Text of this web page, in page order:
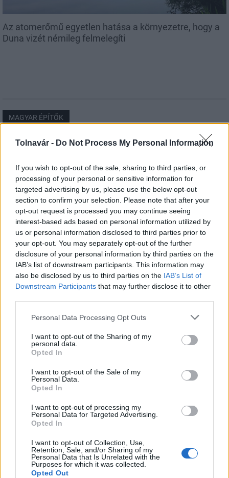
Tolnavár - Do Not Process My Personal Information
If you wish to opt-out of the sale, sharing to third parties, or
processing of your personal or sensitive information for
targeted advertising by us, please use the below opt-out
section to confirm your selection. Please note that after your
opt-out request is processed you may continue seeing
interest-based ads based on personal information utilized by
us or personal information disclosed to third parties prior to
your opt-out. You may separately opt-out of the further
disclosure of your personal information by third parties on the
IAB’s list of downstream participants. This information may
also be disclosed by us to third parties on the IAB’s List of
Downstream Participants that may further disclose it to other
Please note that this website/app uses one or more Google
not limited to your visit or usage behaviour. You may click to
grant or deny consent to Google and its third-party tags to
use your data for below specified purposes in below Google
consent section.
Personal Data Processing Opt Outs
I want to opt-out of the Sharing of my
personal data.
Opted In
I want to opt-out of the Sale of my
Personal Data.
Opted In
I want to opt-out of processing my
Personal Data for Targeted Advertising.
Opted In
I want to opt-out of Collection, Use,
Retention, Sale, and/or Sharing of my
Personal Data that Is Unrelated with the
Purposes for which it was collected.
Opted Out
Az atomerőmű egyetlen hatása a környezetre, hogy a
Duna vizét némileg felmelegíti
MAGYAR ÉPÍTŐK
Útépítés
autópálya útépítés M1-es autópálya Bicske
Tizenegy meglévő csomópontot korszerűsít és négy új,
különszintű csomópontot hoz létre az MKIF az M1-es
bővítésénél.
Új gyalogosátkelők és jelzőlámpás
csomópont épül Angyalföldön
iskoláját